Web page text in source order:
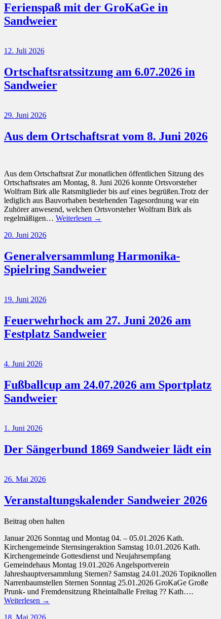
Ferienspaß mit der GroKaGe in
Sandweier
12. Juli 2026
Ortschaftsratssitzung am 6.07.2026 in
Sandweier
29. Juni 2026
Aus dem Ortschaftsrat vom 8. Juni 2026
Aus dem Ortschaftsrat Zur monatlichen öffentlichen Sitzung des
Ortschaftsrates am Montag, 8. Juni 2026 konnte Ortsvorsteher
Wolfram Birk alle Ratsmitglieder bis auf eines begrüßen.Trotz der
lediglich aus Bauvorhaben bestehenden Tagesordnung war ein
Zuhörer anwesend, welchen Ortsvorsteher Wolfram Birk als
regelmäßigen… Weiterlesen →
20. Juni 2026
Generalversammlung Harmonika-
Spielring Sandweier
19. Juni 2026
Feuerwehrhock am 27. Juni 2026 am
Festplatz Sandweier
4. Juni 2026
Fußballcup am 24.07.2026 am Sportplatz
Sandweier
1. Juni 2026
Der Sängerbund 1869 Sandweier lädt ein
26. Mai 2026
Veranstaltungskalender Sandweier 2026
Beitrag oben halten
Januar 2026 Sonntag und Montag 04. – 05.01.2026 Kath.
Kirchengemeinde Sternsingeraktion Samstag 10.01.2026 Kath.
Kirchengemeinde Gottesdienst und Neujahrsempfang
Gemeindehaus Montag 19.01.2026 Angelsportverein
Jahreshauptversammlung Sternen? Samstag 24.01.2026 Topiknollen
Narrenbaumstellen Sternen Sonntag 25.01.2026 GroKaGe Große
Prunk- und Fremdensitzung Rheintalhalle Freitag ?? Kath….
Weiterlesen →
18. Mai 2026